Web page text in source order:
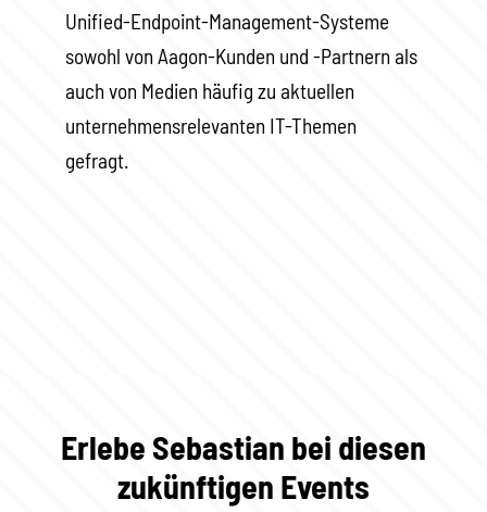
Unified-Endpoint-Management-Systeme
sowohl von Aagon-Kunden und -Partnern als
auch von Medien häufig zu aktuellen
unternehmensrelevanten IT-Themen
gefragt.
Erlebe Sebastian bei diesen
zukünftigen Events